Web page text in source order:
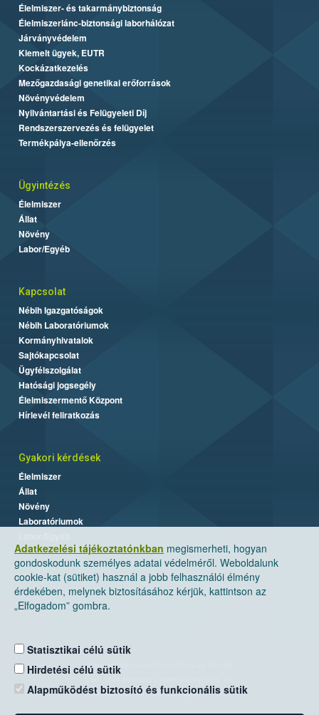
Adatkezelési tájékoztatónkban megismerheti, hogyan
gondoskodunk személyes adatai védelméről. Weboldalunk
cookie-kat (sütiket) használ a jobb felhasználói élmény
érdekében, melynek biztosításához kérjük, kattintson az
„Elfogadom” gombra.
Statisztikai célú sütik
Hirdetési célú sütik
Alapműködést biztosító és funkcionális sütik
Élelmiszer- és takarmánybiztonság
Élelmiszerlánc-biztonsági laborhálózat
Járványvédelem
Kiemelt ügyek, EUTR
Kockázatkezelés
Mezőgazdasági genetikai erőforrások
Növényvédelem
Nyilvántartási és Felügyeleti Díj
Rendszerszervezés és felügyelet
Termékpálya-ellenőrzés
Ügyintézés
Élelmiszer
Állat
Növény
Labor/Egyéb
Kapcsolat
Nébih Igazgatóságok
Nébih Laboratóriumok
Kormányhivatalok
Sajtókapcsolat
Ügyfélszolgálat
Hatósági jogsegély
Élelmiszermentő Központ
Hírlevél feliratkozás
Gyakori kérdések
Élelmiszer
Állat
Növény
Laboratóriumok
Nemzeti Élelmiszerlánc-biztonsági Hivatal
Levelezési cím: 1525 Budapest. Pf. 30.